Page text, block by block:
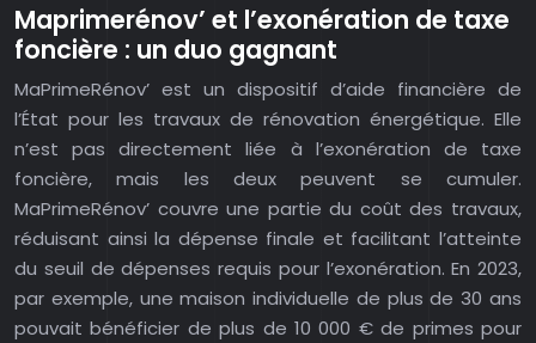
Maprimerénov’ et l’exonération de taxe
foncière : un duo gagnant
MaPrimeRénov’ est un dispositif d’aide financière de
l’État pour les travaux de rénovation énergétique. Elle
n’est pas directement liée à l’exonération de taxe
foncière, mais les deux peuvent se cumuler.
MaPrimeRénov’ couvre une partie du coût des travaux,
réduisant ainsi la dépense finale et facilitant l’atteinte
du seuil de dépenses requis pour l’exonération. En 2023,
par exemple, une maison individuelle de plus de 30 ans
pouvait bénéficier de plus de 10 000 € de primes pour